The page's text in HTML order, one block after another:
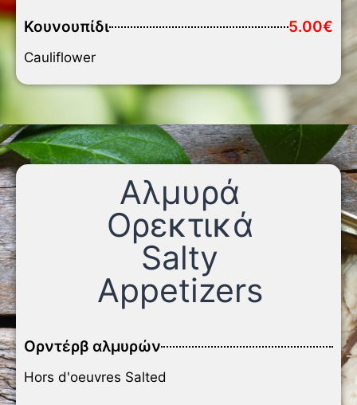
Κουνουπίδι 5.00€
Cauliflower
Αλμυρά
Ορεκτικά
Salty
Appetizers
Ορντέρβ αλμυρών
Hors d'oeuvres Salted